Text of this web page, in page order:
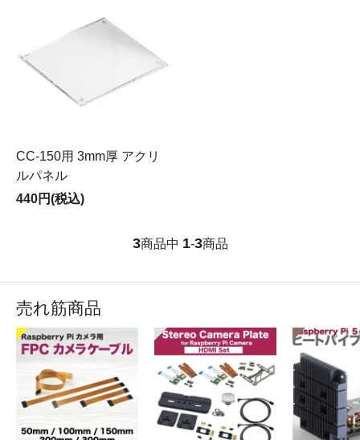
CC-150用 3mm厚 アクリ
ルパネル
440円(税込)
3商品中 1-3商品
売れ筋商品